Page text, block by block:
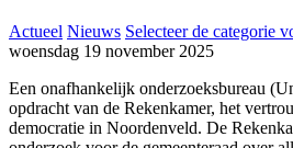
Actueel Nieuws Selecteer de categorie
woensdag 19 november 2025
Een onafhankelijk onderzoeksbureau
opdracht van de Rekenkamer, het
democratie in Noordenveld. De